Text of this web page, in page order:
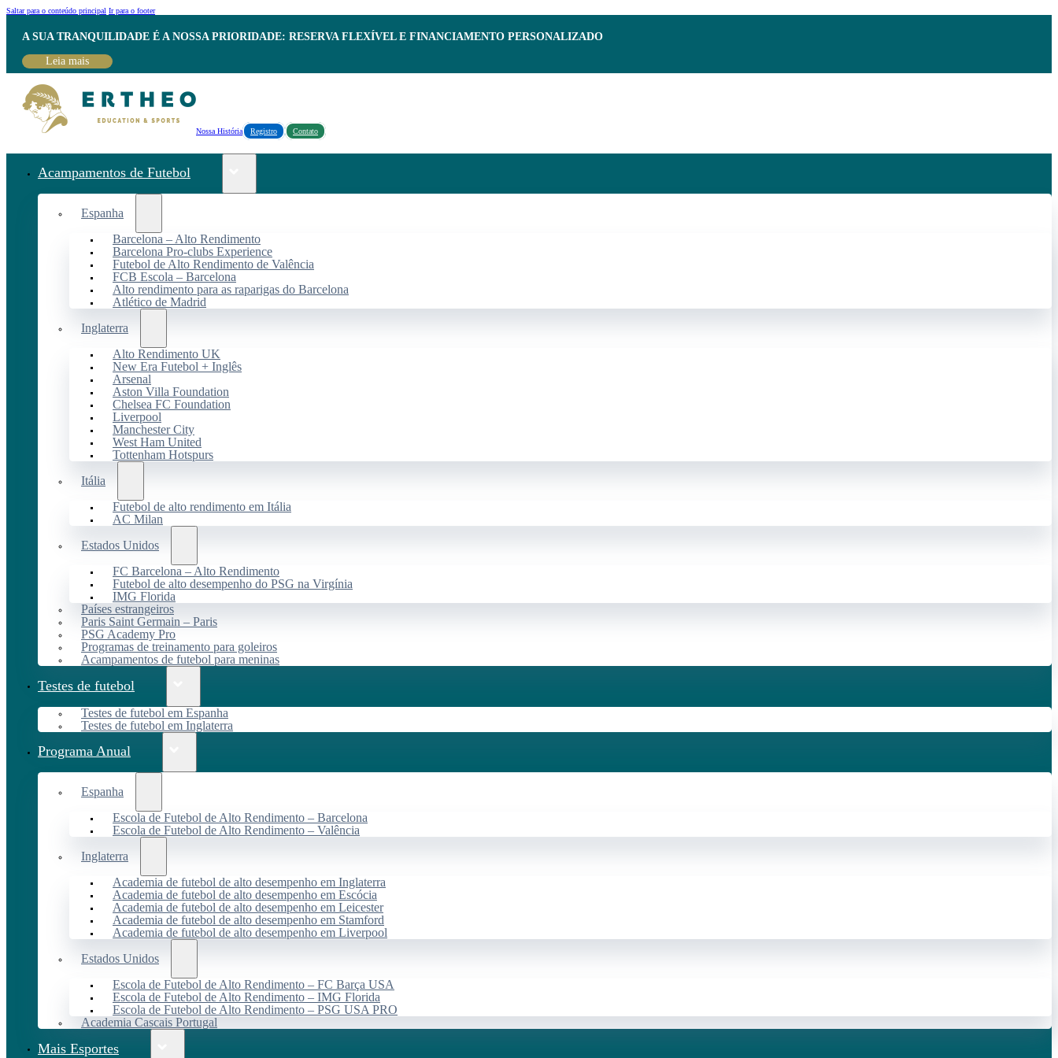
Saltar para o conteúdo principal Ir para o footer
A SUA TRANQUILIDADE É A NOSSA PRIORIDADE: RESERVA FLEXÍVEL E FINANCIAMENTO PERSONALIZADO
Leia mais
Nossa História Registro Contato
Acampamentos de Futebol
Espanha
Barcelona – Alto Rendimento
Barcelona Pro-clubs Experience
Futebol de Alto Rendimento de Valência
FCB Escola – Barcelona
Alto rendimento para as raparigas do Barcelona
Atlético de Madrid
Inglaterra
Alto Rendimento UK
New Era Futebol + Inglês
Arsenal
Aston Villa Foundation
Chelsea FC Foundation
Liverpool
Manchester City
West Ham United
Tottenham Hotspurs
Itália
Futebol de alto rendimento em Itália
AC Milan
Estados Unidos
FC Barcelona – Alto Rendimento
Futebol de alto desempenho do PSG na Virgínia
IMG Florida
Países estrangeiros
Paris Saint Germain – Paris
PSG Academy Pro
Programas de treinamento para goleiros
Acampamentos de futebol para meninas
Testes de futebol
Testes de futebol em Espanha
Testes de futebol em Inglaterra
Programa Anual
Espanha
Escola de Futebol de Alto Rendimento – Barcelona
Escola de Futebol de Alto Rendimento – Valência
Inglaterra
Academia de futebol de alto desempenho em Inglaterra
Academia de futebol de alto desempenho em Escócia
Academia de futebol de alto desempenho em Leicester
Academia de futebol de alto desempenho em Stamford
Academia de futebol de alto desempenho em Liverpool
Estados Unidos
Escola de Futebol de Alto Rendimento – FC Barça USA
Escola de Futebol de Alto Rendimento – IMG Florida
Escola de Futebol de Alto Rendimento – PSG USA PRO
Academia Cascais Portugal
Mais Esportes